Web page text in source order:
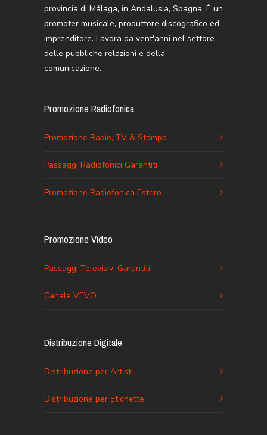
provincia di Málaga, in Andalusia, Spagna. È un
promoter musicale, produttore discografico ed
imprenditore. Lavora da vent'anni nel settore
delle pubbliche relazioni e della
comunicazione.
Promozione Radiofonica
Promozione Radio, TV & Stampa
Passaggi Radiofonici Garantiti
Promozione Radiofonica Estero
Promozione Video
Passaggi Televisivi Garantiti
Canale VEVO
Distribuzione Digitale
Distribuzione per Artisti
Distribuzione per Etichette